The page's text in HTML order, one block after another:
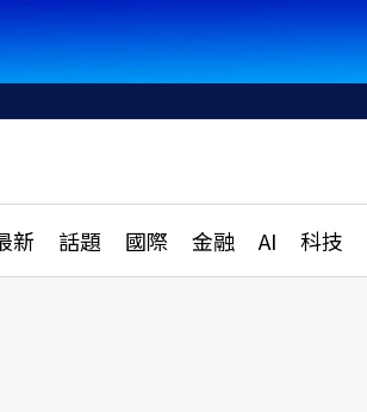
新 話題 國際 金融 AI 科技
話題
國際